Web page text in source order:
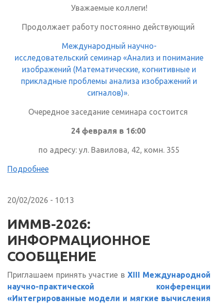
Уважаемые коллеги!
Продолжает работу постоянно действующий
Международный научно-
исследовательский семинар «Анализ и понимание
изображений (Математические, когнитивные и
прикладные проблемы анализа изображений и
сигналов)».
Очередное заседание семинара состоится
24 февраля в 16:00
по адресу: ул. Вавилова, 42, комн. 355
Подробнее
20/02/2026 - 10:13
ИММВ-2026:
ИНФОРМАЦИОННОЕ
СООБЩЕНИЕ
Приглашаем принять участие в XIII Международной
научно-практической конференции
«Интегрированные модели и мягкие вычисления